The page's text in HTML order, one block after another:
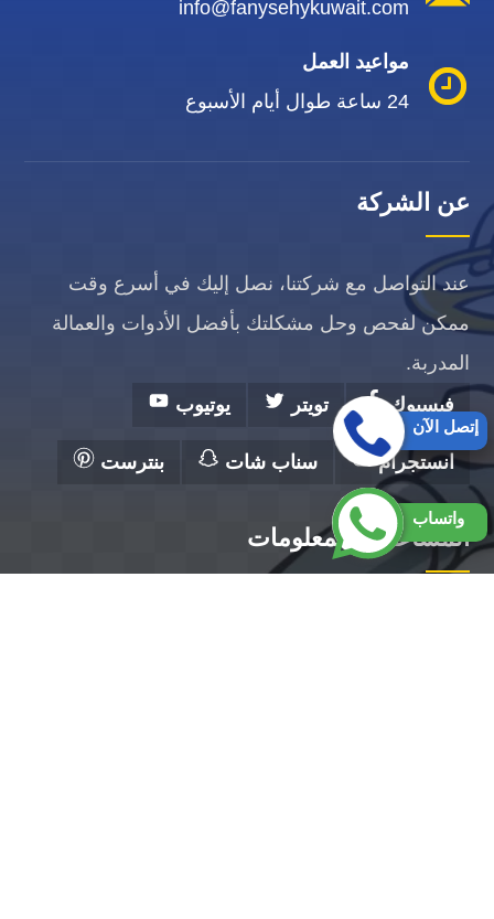
info@fanysehykuwait.com
مواعيد العمل
24 ساعة طوال أيام الأسبوع
عن الشركة
عند التواصل مع شركتنا، نصل إليك في أسرع وقت
ممكن لفحص وحل مشكلتك بأفضل الأدوات والعمالة
المدربة.
فيسبوك
تويتر يوتيوب
انستجرام سناب شات بنترست
المساعدة والمعلومات
واتساب
إتصل الآن